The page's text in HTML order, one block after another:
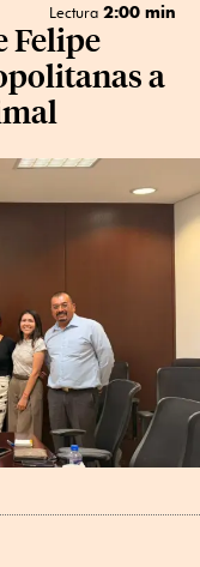
Lectura 2:00 min
Felipe
a